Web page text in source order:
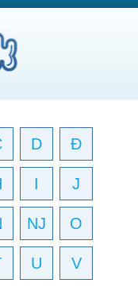
D Đ
I J
NJ O
U V